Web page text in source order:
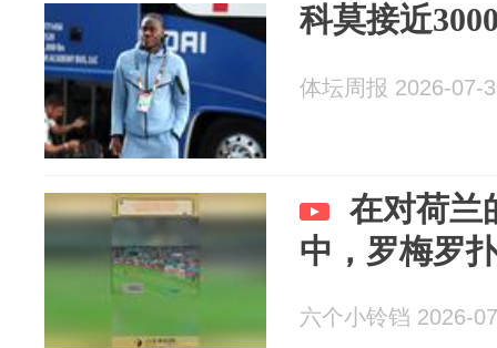
科莫接近
体坛周报 2026-07-
在对荷兰
中，罗梅罗
六个小铃铛 2026-